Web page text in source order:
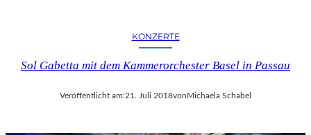
KONZERTE
Sol Gabetta mit dem Kammerorchester Basel in Passau
Veröffentlicht am:21. Juli 2018vonMichaela Schabel